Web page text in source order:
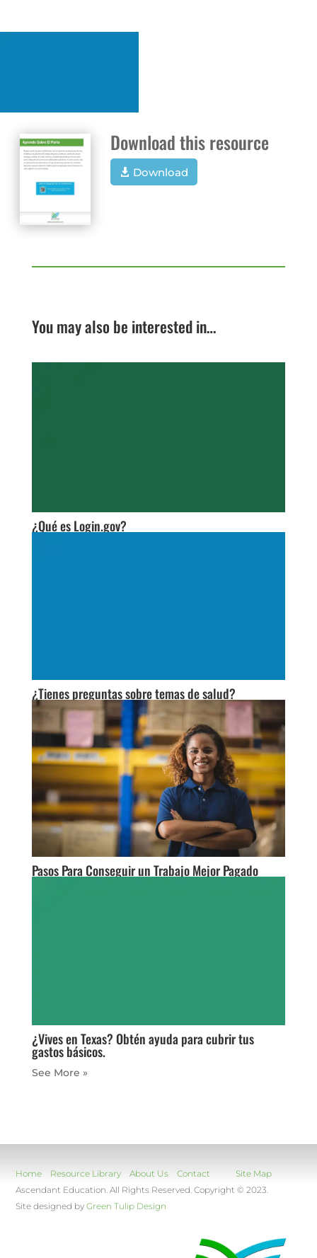
Download this resource
Download
You may also be interested in…
¿Qué es Login.gov?
¿Tienes preguntas sobre temas de salud?
Pasos Para Conseguir un Trabajo Mejor Pagado
¿Vives en Texas? Obtén ayuda para cubrir tus
gastos básicos.
« Older Entries
Home Resource Library About Us Contact
Site Map
Ascendant Education. All Rights Reserved. Copyright © 2023.
Site designed byGreen Tulip Design